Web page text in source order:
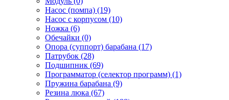
Насос (помпа) (19)
Насос c корпусом (10)
Ножка (6)
Обечайки (0)
Опора (суппорт) барабана (17)
Патрубок (28)
Подшипник (69)
Программатор (селектор программ) (1)
Пружина барабана (9)
Резина люка (67)